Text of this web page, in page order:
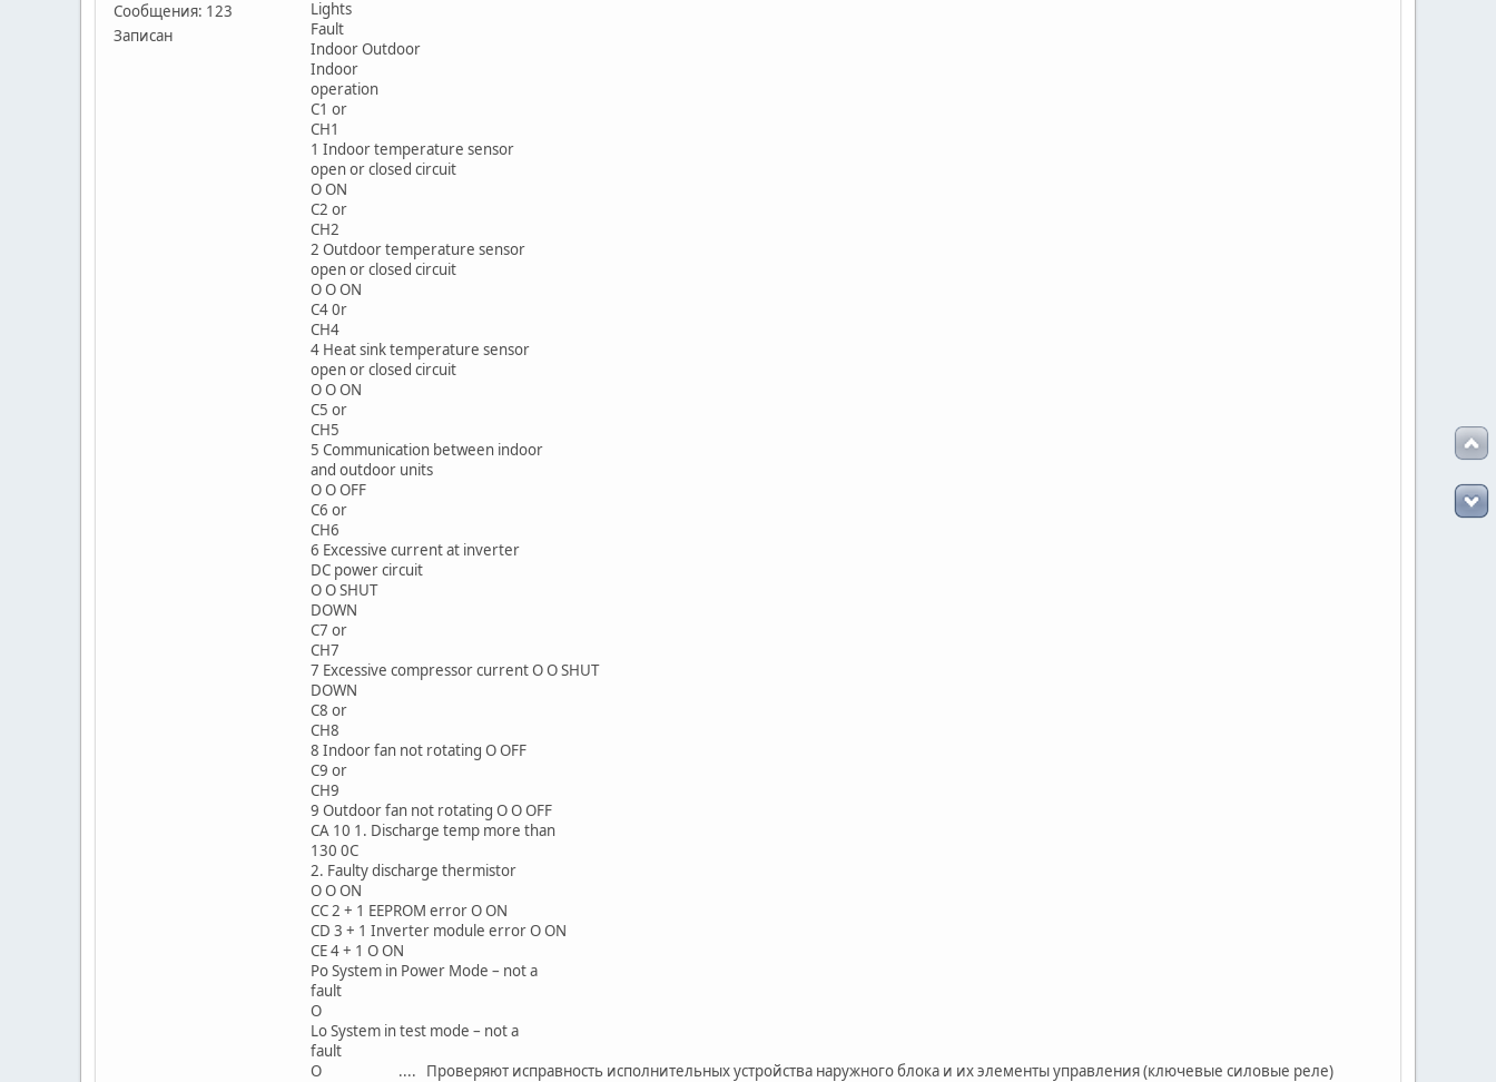
Сообщения: 123
Записан
Lights
Fault
Indoor Outdoor
Indoor
operation
C1 or
CH1
1 Indoor temperature sensor
open or closed circuit
O ON
C2 or
CH2
2 Outdoor temperature sensor
open or closed circuit
O O ON
C4 0r
CH4
4 Heat sink temperature sensor
open or closed circuit
O O ON
C5 or
CH5
5 Communication between indoor
and outdoor units
O O OFF
C6 or
CH6
6 Excessive current at inverter
DC power circuit
O O SHUT
DOWN
C7 or
CH7
7 Excessive compressor current O O SHUT
DOWN
C8 or
CH8
8 Indoor fan not rotating O OFF
C9 or
CH9
9 Outdoor fan not rotating O O OFF
CA 10 1. Discharge temp more than
130 0C
2. Faulty discharge thermistor
O O ON
CC 2 + 1 EEPROM error O ON
CD 3 + 1 Inverter module error O ON
CE 4 + 1 O ON
Po System in Power Mode – not a
fault
O
Lo System in test mode – not a
fault
O .... Проверяют исправность исполнительных устройства наружного блока и их элементы управления (ключевые силовые реле)